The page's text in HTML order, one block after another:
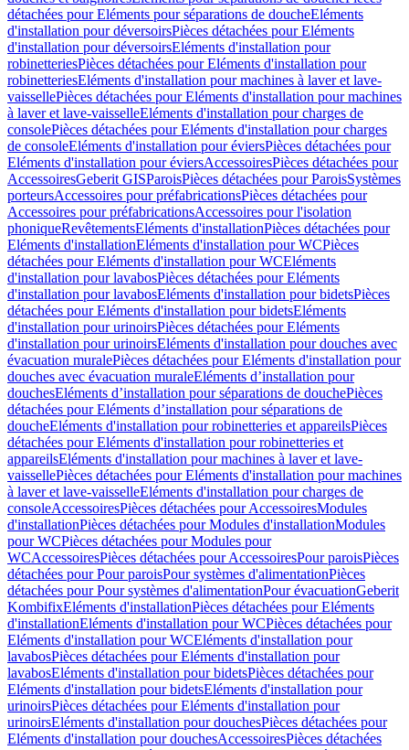
détachées pour Eléments pour séparations de doucheEléments
d'installation pour déversoirsPièces détachées pour Eléments
d'installation pour déversoirsEléments d'installation pour
robinetteriesPièces détachées pour Eléments d'installation pour
robinetteriesEléments d'installation pour machines à laver et lave-
vaissellePièces détachées pour Eléments d'installation pour machines
à laver et lave-vaisselleEléments d'installation pour charges de
consolePièces détachées pour Eléments d'installation pour charges
de consoleEléments d'installation pour éviersPièces détachées pour
Eléments d'installation pour éviersAccessoiresPièces détachées pour
AccessoiresGeberit GISParoisPièces détachées pour ParoisSystèmes
porteursAccessoires pour préfabricationsPièces détachées pour
Accessoires pour préfabricationsAccessoires pour l'isolation
phoniqueRevêtementsEléments d'installationPièces détachées pour
Eléments d'installationEléments d'installation pour WCPièces
détachées pour Eléments d'installation pour WCEléments
d'installation pour lavabosPièces détachées pour Eléments
d'installation pour lavabosEléments d'installation pour bidetsPièces
détachées pour Eléments d'installation pour bidetsEléments
d'installation pour urinoirsPièces détachées pour Eléments
d'installation pour urinoirsEléments d'installation pour douches avec
évacuation muralePièces détachées pour Eléments d'installation pour
douches avec évacuation muraleEléments d’installation pour
douchesEléments d’installation pour séparations de douchePièces
détachées pour Eléments d’installation pour séparations de
doucheEléments d'installation pour robinetteries et appareilsPièces
détachées pour Eléments d'installation pour robinetteries et
appareilsEléments d'installation pour machines à laver et lave-
vaissellePièces détachées pour Eléments d'installation pour machines
à laver et lave-vaisselleEléments d'installation pour charges de
consoleAccessoiresPièces détachées pour AccessoiresModules
d'installationPièces détachées pour Modules d'installationModules
pour WCPièces détachées pour Modules pour
WCAccessoiresPièces détachées pour AccessoiresPour paroisPièces
détachées pour Pour paroisPour systèmes d'alimentationPièces
détachées pour Pour systèmes d'alimentationPour évacuationGeberit
KombifixEléments d'installationPièces détachées pour Eléments
d'installationEléments d'installation pour WCPièces détachées pour
Eléments d'installation pour WCEléments d'installation pour
lavabosPièces détachées pour Eléments d'installation pour
lavabosEléments d'installation pour bidetsPièces détachées pour
Eléments d'installation pour bidetsEléments d'installation pour
urinoirsPièces détachées pour Eléments d'installation pour
urinoirsEléments d'installation pour douchesPièces détachées pour
Eléments d'installation pour douchesAccessoiresPièces détachées